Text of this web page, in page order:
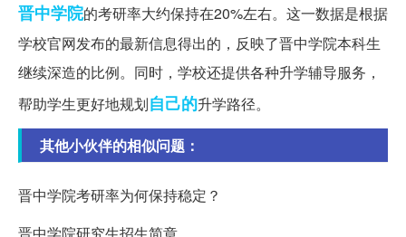
晋中学院的考研率大约保持在20%左右。这一数据是根据
学校官网发布的最新信息得出的，反映了晋中学院本科生
继续深造的比例。同时，学校还提供各种升学辅导服务，
帮助学生更好地规划自己的升学路径。
其他小伙伴的相似问题：
晋中学院考研率为何保持稳定？